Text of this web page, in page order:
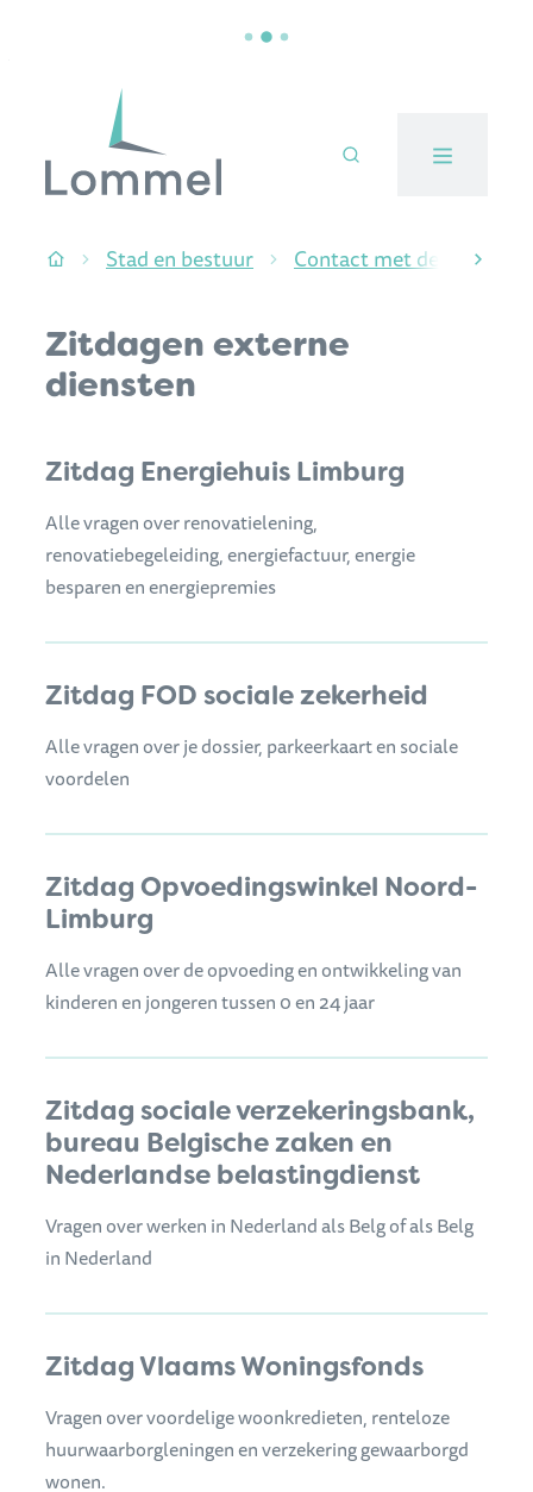
Naar inhoud
Stad Lommel
StartpaginaStad en bestuur Contact met de diensten
Zitdagen externe
diensten
Zitdag Energiehuis Limburg
Alle vragen over renovatielening,
renovatiebegeleiding, energiefactuur, energie
besparen en energiepremies
Zitdag FOD sociale zekerheid
Alle vragen over je dossier, parkeerkaart en sociale
voordelen
Zitdag Opvoedingswinkel Noord-
Limburg
Alle vragen over de opvoeding en ontwikkeling van
kinderen en jongeren tussen 0 en 24 jaar
Zitdag sociale verzekeringsbank,
bureau Belgische zaken en
Nederlandse belastingdienst
Vragen over werken in Nederland als Belg of als Belg
in Nederland
Zitdag Vlaams Woningsfonds
Vragen over voordelige woonkredieten, renteloze
huurwaarborgleningen en verzekering gewaarborgd
wonen.